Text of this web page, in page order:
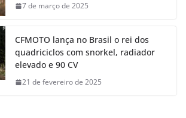
7 de março de 2025
CFMOTO lança no Brasil o rei dos
quadriciclos com snorkel, radiador
elevado e 90 CV
21 de fevereiro de 2025